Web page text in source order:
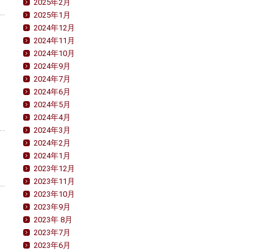
2025年2月
2025年1月
2024年12月
2024年11月
2024年10月
2024年9月
2024年7月
2024年6月
2024年5月
2024年4月
2024年3月
2024年2月
2024年1月
2023年12月
2023年11月
2023年10月
2023年9月
2023年 8月
2023年7月
2023年6月